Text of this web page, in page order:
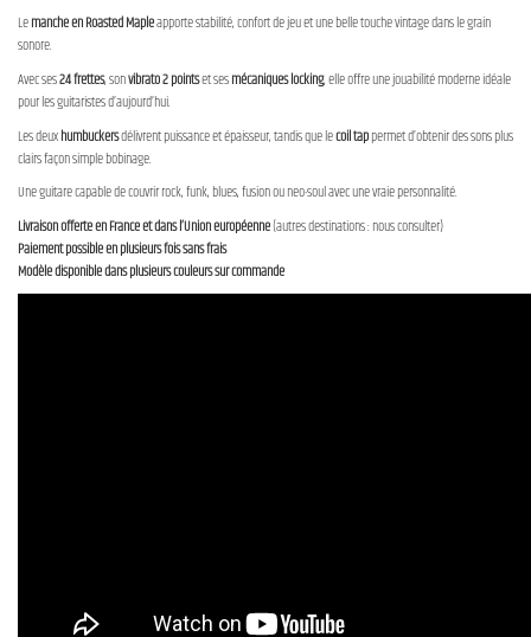
Lemanche en Roasted Mapleapporte stabilité, confort de jeu et une belle touche vintage dans le grain
sonore.
Avec ses24 frettes, sonvibrato 2 pointset sesmécaniques locking, elle offre une jouabilité moderne idéale
pour les guitaristes d’aujourd’hui.
Les deuxhumbuckersdélivrent puissance et épaisseur, tandis que lecoil tappermet d’obtenir des sons plus
clairs façon simple bobinage.
Une guitare capable de couvrir rock, funk, blues, fusion ou neo-soul avec une vraie personnalité.
Livraison offerte en France et dans l’Union européenne(autres destinations : nous consulter)
Paiement possible en plusieurs fois sans frais
Modèle disponible dans plusieurs couleurs sur commande